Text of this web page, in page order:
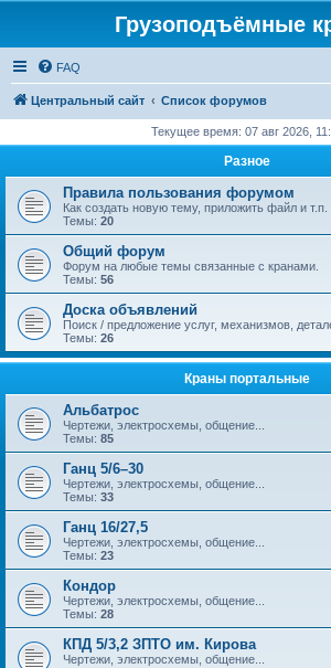
Грузоподъёмные
FAQ
Центральный сайт Список форумов
Текущее время: 07 авг 2026,
Разное
Правила пользования форумом
Как создать новую тему, приложить файл и т.п.
Темы: 20
Общий форум
Форум на любые темы связанные с кранами.
Темы: 56
Доска объявлений
Поиск / предложение услуг, механизмов,
Темы: 26
Краны портальные
Альбатрос
Чертежи, электросхемы, общение...
Темы: 85
Ганц 5/6–30
Чертежи, электросхемы, общение...
Темы: 33
Ганц 16/27,5
Чертежи, электросхемы, общение...
Темы: 23
Кондор
Чертежи, электросхемы, общение...
Темы: 28
КПД 5/3,2 ЗПТО им. Кирова
Чертежи, электросхемы, общение...